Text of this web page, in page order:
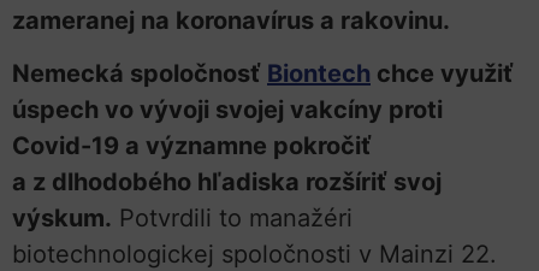
zameranej na koronavírus a rakovinu.
Nemecká spoločnosť Biontech chce využiť
úspech vo vývoji svojej vakcíny proti
Covid-19 a významne pokročiť
a z dlhodobého hľadiska rozšíriť svoj
výskum. Potvrdili to manažéri
biotechnologickej spoločnosti v Mainzi 22.